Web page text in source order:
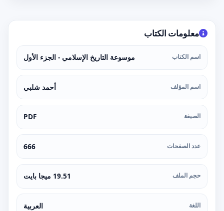
معلومات الكتاب
اسم الكتاب موسوعة التاريخ الإسلامي - الجزء الأول
اسم المؤلف أحمد شلبي
الصيغة PDF
عدد الصفحات 666
حجم الملف 19.51 ميجا بايت
اللغة العربية